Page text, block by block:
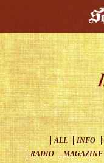
ALL INFO
RADIO
MAGAZINE